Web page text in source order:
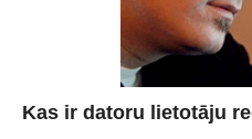
Kas ir datoru lietotāju